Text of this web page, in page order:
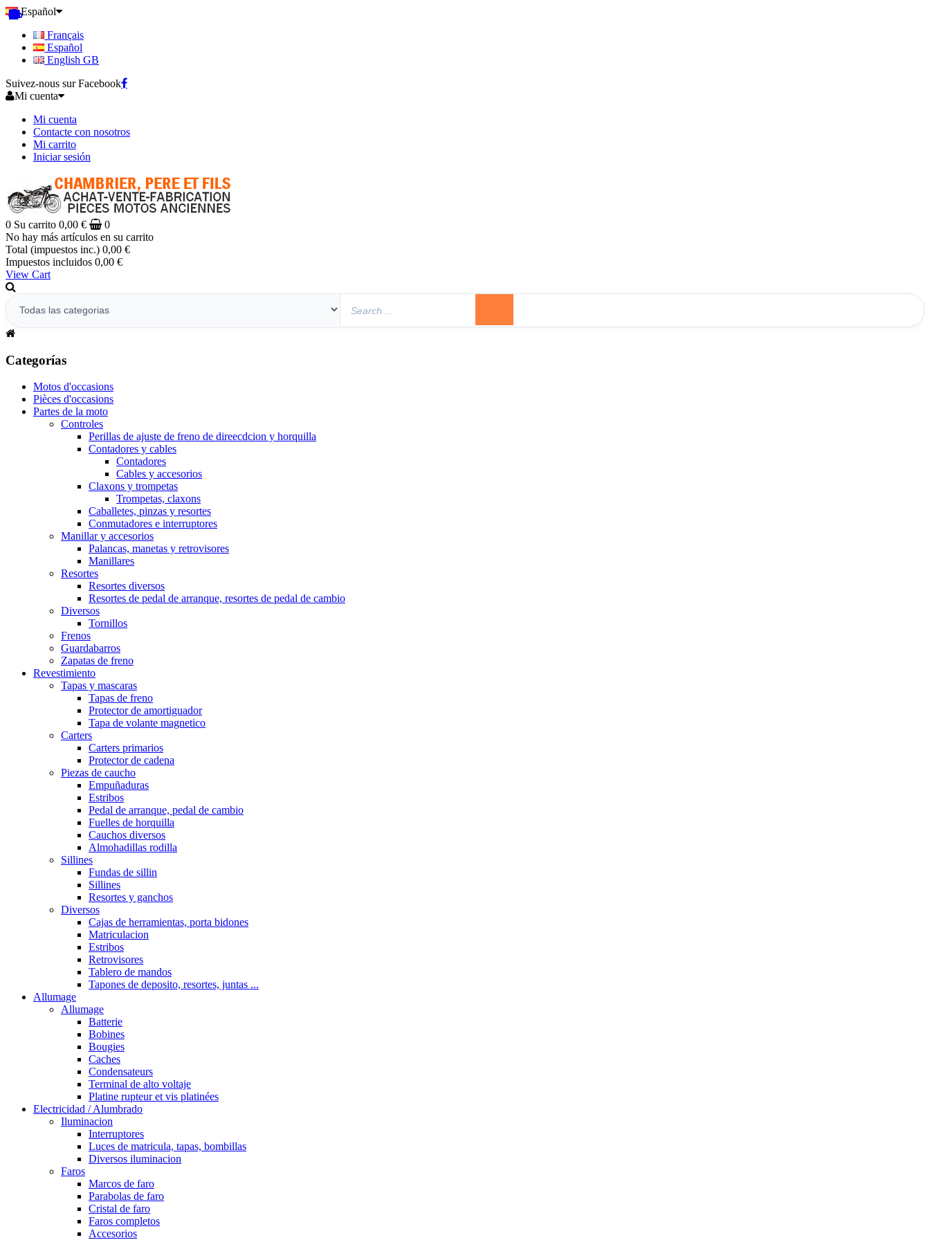
Español
Français
Español
English GB
Suivez-nous sur Facebook
Mi cuenta
Mi cuenta
Contacte con nosotros
Mi carrito
Iniciar sesión
0 Su carrito 0,00 €
0
No hay más artículos en su carrito
Total (impuestos inc.) 0,00 €
Impuestos incluidos 0,00 €
View Cart
Categorías
Motos d'occasions
Pièces d'occasions
Partes de la moto
Controles
Perillas de ajuste de freno de direecdcion y horquilla
Contadores y cables
Contadores
Cables y accesorios
Claxons y trompetas
Trompetas, claxons
Caballetes, pinzas y resortes
Conmutadores e interruptores
Manillar y accesorios
Palancas, manetas y retrovisores
Manillares
Resortes
Resortes diversos
Resortes de pedal de arranque, resortes de pedal de cambio
Diversos
Tornillos
Frenos
Guardabarros
Zapatas de freno
Revestimiento
Tapas y mascaras
Tapas de freno
Protector de amortiguador
Tapa de volante magnetico
Carters
Carters primarios
Protector de cadena
Piezas de caucho
Empuñaduras
Estribos
Pedal de arranque, pedal de cambio
Fuelles de horquilla
Cauchos diversos
Almohadillas rodilla
Sillines
Fundas de sillin
Sillines
Resortes y ganchos
Diversos
Cajas de herramientas, porta bidones
Matriculacion
Estribos
Retrovisores
Tablero de mandos
Tapones de deposito, resortes, juntas ...
Allumage
Allumage
Batterie
Bobines
Bougies
Caches
Condensateurs
Terminal de alto voltaje
Platine rupteur et vis platinées
Electricidad / Alumbrado
Iluminacion
Interruptores
Luces de matricula, tapas, bombillas
Diversos iluminacion
Faros
Marcos de faro
Parabolas de faro
Cristal de faro
Faros completos
Accesorios